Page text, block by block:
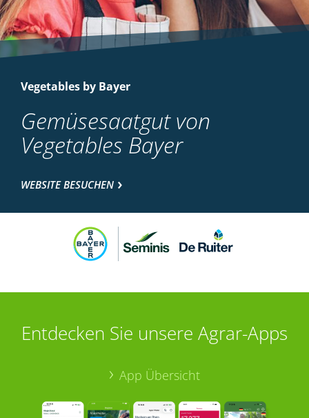
Vegetables by Bayer
Gemüsesaatgut von
Vegetables Bayer
WEBSITE BESUCHEN
Entdecken Sie unsere Agrar-Apps
App Übersicht